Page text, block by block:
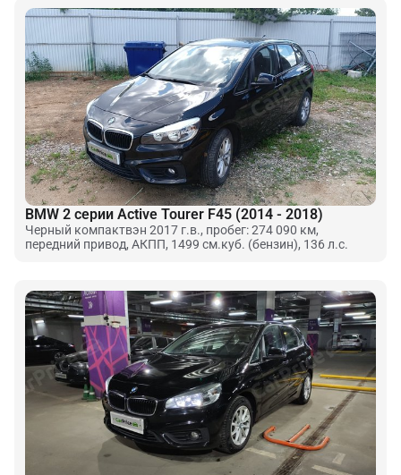
BMW 2 серии Active Tourer F45 (2014 - 2018)
Черный компактвэн 2017 г.в., пробег: 274 090 км,
передний привод, АКПП, 1499 см.куб. (бензин), 136 л.с.